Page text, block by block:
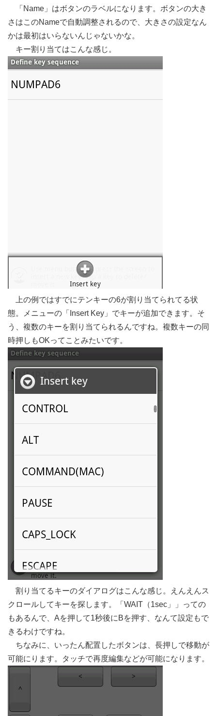
「Name」はボタンのラベルになります。ボタンの大き
さはこのNameで自動調整されるので、大きさの設定なん
かは最初はいらないんじゃないかな。
キー割り当てはこんな感じ。
上の例ではすでにテンキーの6が割り当てられてる状
態。メニューの「Insert Key」でキーが追加できます。そ
う、複数のキーを割り当てられるんですね。複数キーの同
時押しもOKってことみたいです。
割り当てるキーのダイアログはこんな感じ。えんえんス
クロールしてキーを探します。「WAIT（1sec」」っての
もあるんで、Aを押して1秒後にBを押す、なんて設定もで
きるわけですね。
ちなみに、いったん配置したボタンは、長押しで移動が
可能にります。タッチで再度編集などが可能になります。